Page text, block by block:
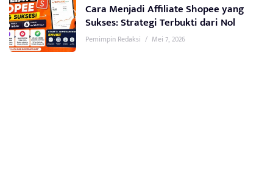
Cara Menjadi Affiliate Shopee yang
Sukses: Strategi Terbukti dari Nol
Pemimpin Redaksi / Mei 7, 2026